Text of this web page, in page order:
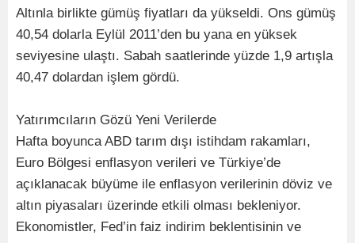
Altınla birlikte gümüş fiyatları da yükseldi. Ons gümüş
40,54 dolarla Eylül 2011’den bu yana en yüksek
seviyesine ulaştı. Sabah saatlerinde yüzde 1,9 artışla
40,47 dolardan işlem gördü.
Yatırımcıların Gözü Yeni Verilerde
Hafta boyunca ABD tarım dışı istihdam rakamları,
Euro Bölgesi enflasyon verileri ve Türkiye’de
açıklanacak büyüme ile enflasyon verilerinin döviz ve
altın piyasaları üzerinde etkili olması bekleniyor.
Ekonomistler, Fed’in faiz indirim beklentisinin ve